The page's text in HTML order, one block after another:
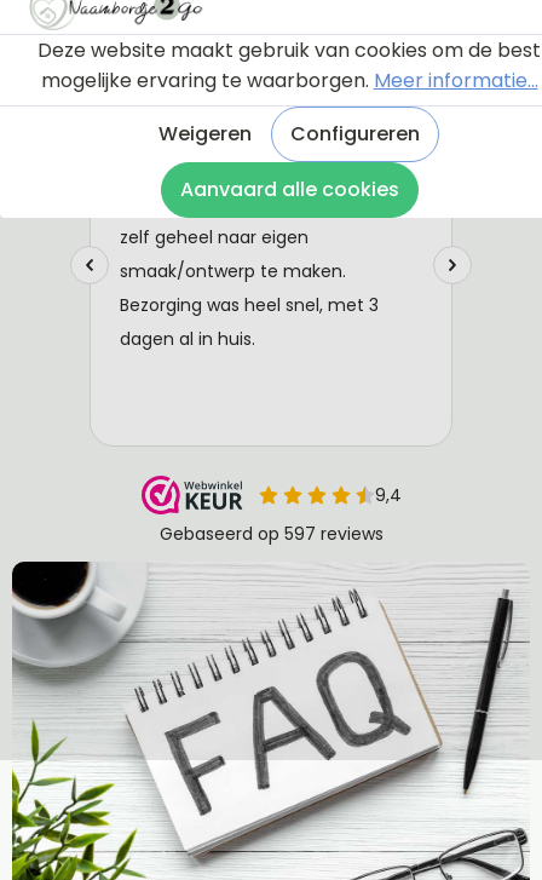
Deze website maakt gebruik van cookies om de best
mogelijke ervaring te waarborgen. Meer informatie...
Weigeren
Configureren
Aanvaard alle cookies